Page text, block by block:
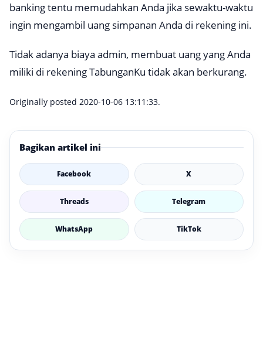
banking tentu memudahkan Anda jika sewaktu-waktu
ingin mengambil uang simpanan Anda di rekening ini.
Tidak adanya biaya admin, membuat uang yang Anda
miliki di rekening TabunganKu tidak akan berkurang.
Originally posted 2020-10-06 13:11:33.
Bagikan artikel ini
Facebook X
Threads Telegram
WhatsApp TikTok